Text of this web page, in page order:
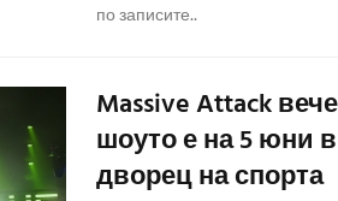
по записите..
Massive Attack
шоуто е на 5 юни
дворец на спорта